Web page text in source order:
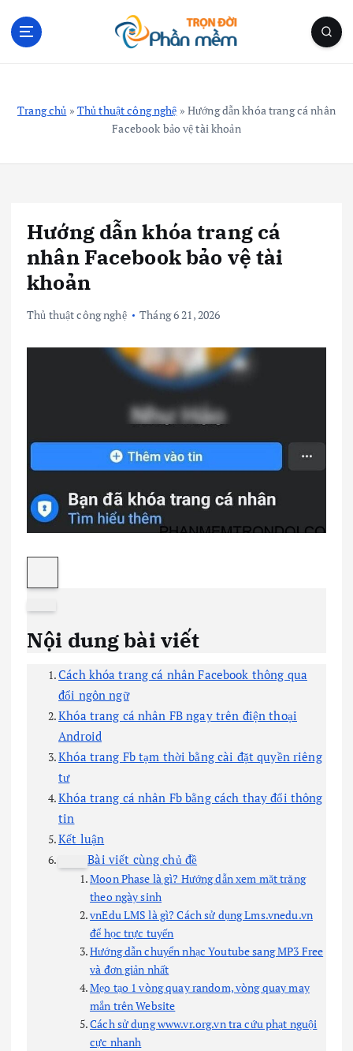
Trang chủ » Thủ thuật công nghệ » Hướng dẫn khóa trang cá nhân
Facebook bảo vệ tài khoản
Hướng dẫn khóa trang cá
nhân Facebook bảo vệ tài
khoản
Thủ thuật công nghệ Tháng 6 21, 2026
Nội dung bài viết
Cách khóa trang cá nhân Facebook thông qua
đổi ngôn ngữ
Khóa trang cá nhân FB ngay trên điện thoại
Android
Khóa trang Fb tạm thời bằng cài đặt quyền riêng
tư
Khóa trang cá nhân Fb bằng cách thay đổi thông
tin
Kết luận
Bài viết cùng chủ đề
Moon Phase là gì? Hướng dẫn xem mặt trăng
theo ngày sinh
vnEdu LMS là gì? Cách sử dụng Lms.vnedu.vn
để học trực tuyến
Hướng dẫn chuyển nhạc Youtube sang MP3 Free
và đơn giản nhất
Mẹo tạo 1 vòng quay random, vòng quay may
mắn trên Website
Cách sử dụng www.vr.org.vn tra cứu phạt nguội
cực nhanh